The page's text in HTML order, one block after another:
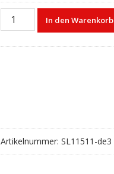
Laptop
akku
Menge
In den Warenkorb
Artikelnummer: SL11511-de3